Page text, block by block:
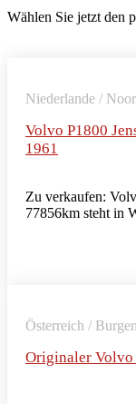
Wählen Sie jetzt den
Niederlande /
Volvo P1800
1961
Zu verkaufen:
77856km steht in
Österreich /
Originaler Volvo